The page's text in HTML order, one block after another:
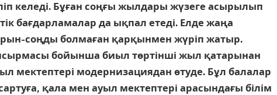
келеді. Бұған соңғы жылдары жүзеге асырылып
бағдарламалар да ықпал етеді. Елде жаңа
соңды болмаған қарқынмен жүріп жатыр.
бойынша биыл төртінші жыл қатарынан
мектептері модернизациядан өтуде. Бұл балалар
қала мен ауыл мектептері арасындағы білім